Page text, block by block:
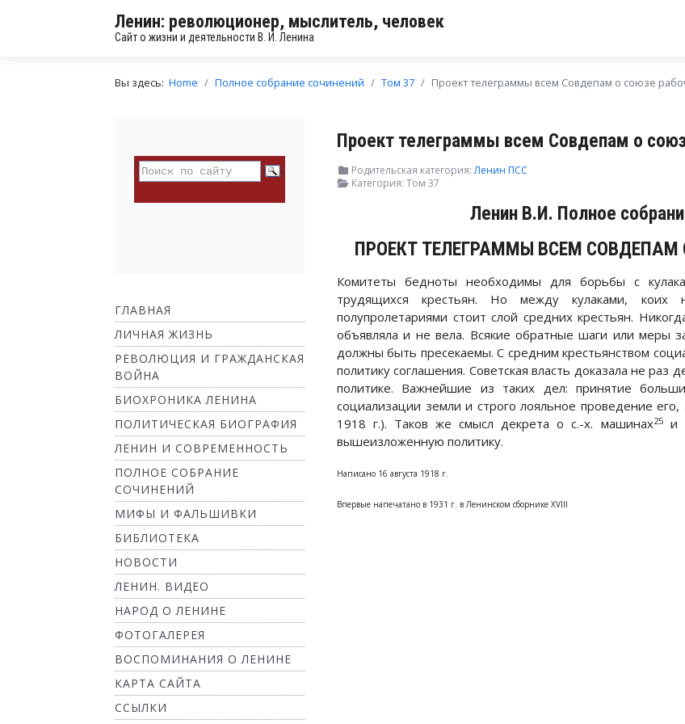
Ленин: революционер, мыслитель, человек
Сайт о жизни и деятельности В. И. Ленина
Вы здесь: Home Полное собрание сочинений Том 37 Проект телеграммы всем Совдепам о союзе
ГЛАВНАЯ
ЛИЧНАЯ ЖИЗНЬ
РЕВОЛЮЦИЯ И ГРАЖДАНСКАЯ
ВОЙНА
БИОХРОНИКА ЛЕНИНА
ПОЛИТИЧЕСКАЯ БИОГРАФИЯ
ЛЕНИН И СОВРЕМЕННОСТЬ
ПОЛНОЕ СОБРАНИЕ
СОЧИНЕНИЙ
МИФЫ И ФАЛЬШИВКИ
БИБЛИОТЕКА
НОВОСТИ
ЛЕНИН. ВИДЕО
НАРОД О ЛЕНИНЕ
ФОТОГАЛЕРЕЯ
ВОСПОМИНАНИЯ О ЛЕНИНЕ
КАРТА САЙТА
ССЫЛКИ
Проект телеграммы всем Совдепам о
Родительская категория:Ленин ПСС
Категория: Том 37
Ленин В.И. Полное
ПРОЕКТ ТЕЛЕГРАММЫ ВСЕМ СОВДЕПАМ
Комитеты бедноты необходимы для борьбы с
трудящихся крестьян. Но между кулаками,
полупролетариями стоит слой средних крестьян.
объявляла и не вела. Всякие обратные шаги или меры
должны быть пресекаемы. С средним крестьянством
политику соглашения. Советская власть доказала не
политике. Важнейшие из таких дел: принятие
социализации земли и строго лояльное проведение
1918 г.). Таков же смысл декрета о с.-х. машинах25и
вышеизложенную политику.
Написано 16 августа 1918 г.
Впервые напечатано в 1931 г. в Ленинском сборнике XVIII